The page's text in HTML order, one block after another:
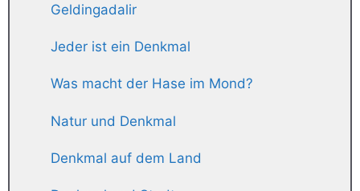
Geldingadalir
Jeder ist ein Denkmal
Was macht der Hase im Mond?
Natur und Denkmal
Denkmal auf dem Land